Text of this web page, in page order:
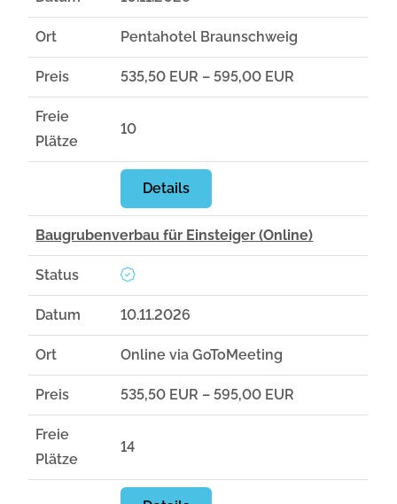
Ort Pentahotel Braunschweig
Preis 535,50 EUR – 595,00 EUR
Freie
Plätze
10
Details
Baugrubenverbau für Einsteiger (Online)
Status
Datum 10.11.2026
Ort Online via GoToMeeting
Preis 535,50 EUR – 595,00 EUR
Freie
Plätze
14